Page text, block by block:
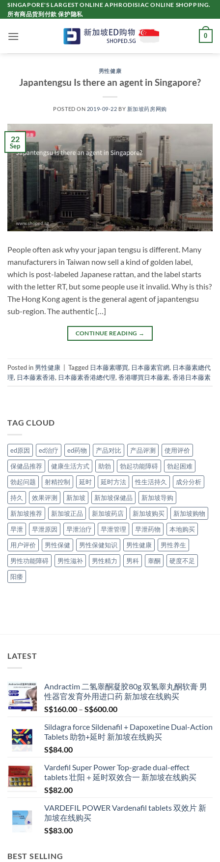
Skip
to
SINGAPORE'S LARGEST ONLINE APHRODISIAC ONLINE SHOPPING.
所有商品货到付款 保护隐私
0
男性健康
Japantengsu Is there an agent in Singapore?
POSTED ON 2019-09-22 BY 新加坡药房网购
22
Sep
People often ask why your japan tengsu is different. Many
manufacturers in Taiwan now sell a kind of golden label,
which is post-labeled Japanese rattan, and the label starts
with the letter RT, but some people use it invalid. Why is this?
The Hong Kong agent is the general agent of japantengsu
sub-region. The authentic […]
CONTINUE READING →
Posted in 男性健康 Tagged 日本藤素哪買, 日本藤素官網, 日本藤素總代
理, 日本藤素香港, 日本藤素香港總代理, 香港哪買日本藤素, 香港日本藤素
TAG CLOUD
ed原因 ed治疗 ed药物 产品对比 产品评测
使用评价
保健品推荐
健康生活方式 助勃 勃起功能障碍
勃起困难
勃起问题
射精控制 延时 延时方法 性生活持久
成分分析
持久
效果评测 新加坡 新加坡保健品
新加坡导购
新加坡推荐
新加坡正品 新加坡药店 新加坡购买
新加坡购物
早泄
早泄原因 早泄治疗 早泄管理 早泄药物
本地购买
用户评价
男性保健 男性保健知识 男性健康
男性养生
男性功能障碍
男性滋补 男性精力 男科 睾酮
硬度不足
阳痿
LATEST
Andractim 二氢睾酮凝胶80g 双氢睾丸酮软膏 男
性器官发育外用进口药 新加坡在线购买
S$160.00 – S$600.00Price
S$160.00
through
Sildagra force Sildenafil + Dapoxetine Dual-Action
Tablets 助勃+延时 新加坡在线购买
S$84.00
Vardefil Super Power Top-grade dual-effect
tablets 壮阳＋延时双效合一 新加坡在线购买
S$82.00
VARDEFIL POWER Vardenafil tablets 双效片 新
加坡在线购买
S$83.00
BEST SELLING